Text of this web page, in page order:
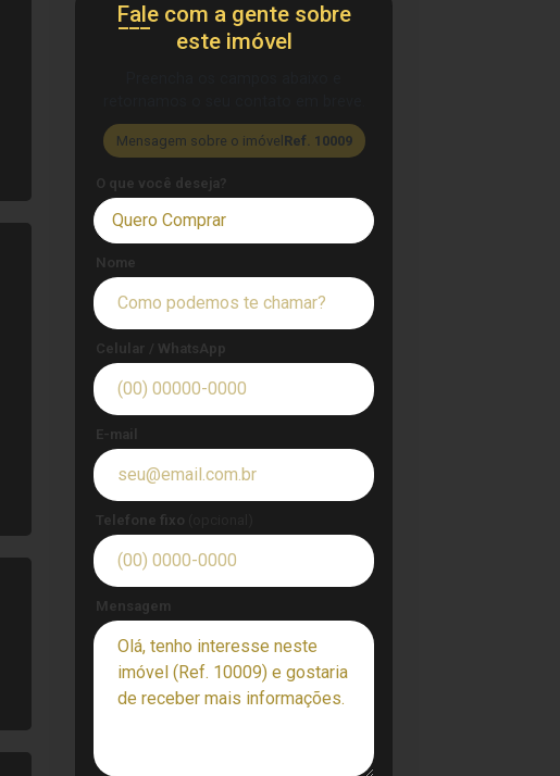
Fale com a gente sobre
este imóvel
Mensagem sobre o imóvel Ref. 10009
O que você deseja?
Quero Comprar
Nome
Celular / WhatsApp
E-mail
Telefone fixo
Mensagem